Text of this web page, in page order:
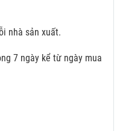
nhà sản xuất.
7 ngày kể từ ngày mua